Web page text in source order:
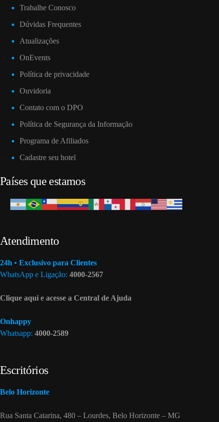
Trabalhe Conosco
Dúvidas Frequentes
Atualizações
OnEvents
Política de privacidade
Ouvidoria
Contato com o DPO
Política de Segurança da Informação
Programa de Afiliados
Cadastre seu hotel
Países que estamos
Atendimento
24h • Exclusivo para Clientes
WhatsApp e Ligação: 4000-2567
Clique aqui e acesse a Central de Ajuda
Onhappy
Whatsapp: 4000-2589
Escritórios
Belo Horizonte
Rua Santa Catarina, 480 – Lourdes, Belo Horizonte – MG